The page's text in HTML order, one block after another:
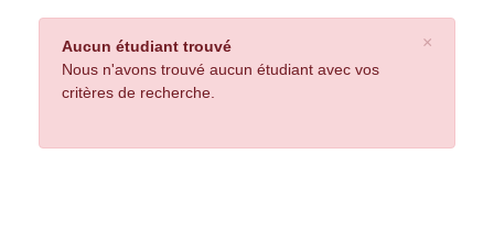
Aucun étudiant trouvé
Nous n'avons trouvé aucun étudiant avec vos
critères de recherche.
×